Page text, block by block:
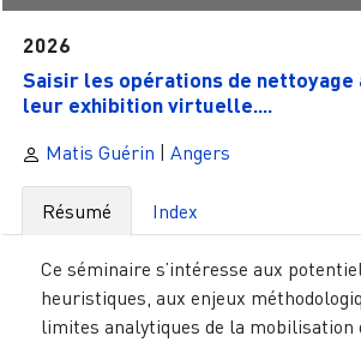
2026
Saisir les opérations de nettoyage
leur exhibition virtuelle....
Matis Guérin Angers
Résumé Index
Ce séminaire s’intéresse aux
heuristiques, aux enjeux
limites analytiques de la mobilisation